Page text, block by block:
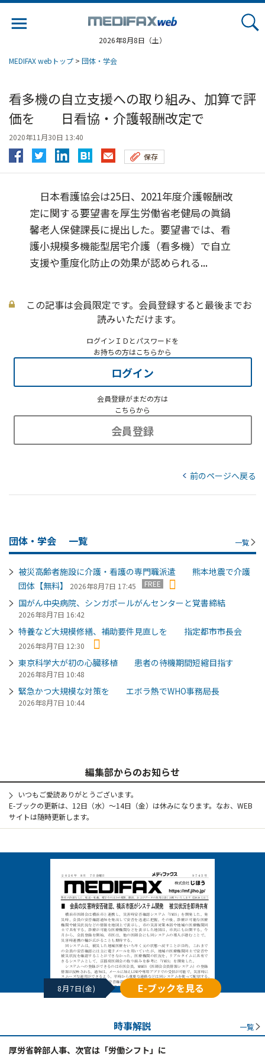
2026年8月8日（土）
MEDIFAX webトップ > 団体・学会
看多機の自立支援への取り組み、加算で評
価を 日看協・介護報酬改定で
2020年11月30日 13:40
保存
日本看護協会は25日、2021年度介護報酬改
定に関する要望書を厚生労働省老健局の眞鍋
馨老人保健課長に提出した。要望書では、看
護小規模多機能型居宅介護（看多機）で自立
支援や重度化防止の効果が認められる...
この記事は会員限定です。会員登録すると最後までお
読みいただけます。
ログインＩＤとパスワードを
お持ちの方はこちらから
ログイン
会員登録がまだの方は
こちらから
会員登録
前のページへ戻る
団体・学会 一覧 一覧
被災高齢者施設に介護・看護の専門職派遣 熊本地震で介護
団体【無料】
2026年8月7日 17:45 FREE
国がん中央病院、シンガポールがんセンターと覚書締結
2026年8月7日 16:42
特養など大規模修繕、補助要件見直しを 指定都市市長会
2026年8月7日 12:30
東京科学大が初の心臓移植 患者の待機期間短縮目指す
2026年8月7日 10:48
緊急かつ大規模な対策を エボラ熱でWHO事務局長
2026年8月7日 10:44
編集部からのお知らせ
いつもご愛読ありがとうございます。
E-ブックの更新は、12日（水）～14日（金）は休みになります。なお、WEB
サイトは随時更新します。
8月7日(金) E-ブックを見る
時事解説 一覧
厚労省幹部人事、次官は「労働シフト」に